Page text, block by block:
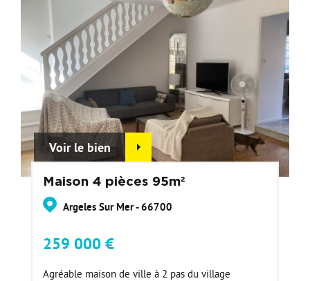
Voir le bien
Maison 4 pièces 95m²
Argeles Sur Mer - 66700
259 000 €
Agréable maison de ville à 2 pas du village